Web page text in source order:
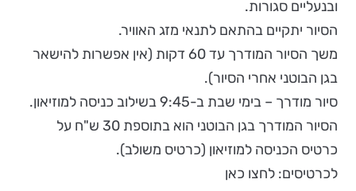
ובנעליים סגורות.
הסיור יתקיים בהתאם לתנאי מזג האוויר.
משך הסיור המודרך עד 60 דקות (אין אפשרות להישאר
בגן הבוטני אחרי הסיור).
סיור מודרך – בימי שבת ב-9:45 בשילוב כניסה למוזיאון.
הסיור המודרך בגן הבוטני הוא בתוספת 30 ש"ח על
כרטיס הכניסה למוזיאון (כרטיס משולב).
לכרטיסים: לחצו כאן